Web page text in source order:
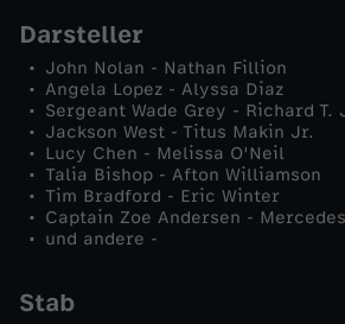
b
e
b
e
n
Darsteller
John Nolan - Nathan Fillion
Angela Lopez - Alyssa Diaz
Sergeant Wade Grey - Richard T.
Jackson West - Titus Makin Jr.
Lucy Chen - Melissa O'Neil
Talia Bishop - Afton Williamson
Tim Bradford - Eric Winter
Captain Zoe Andersen -
und andere -
Stab